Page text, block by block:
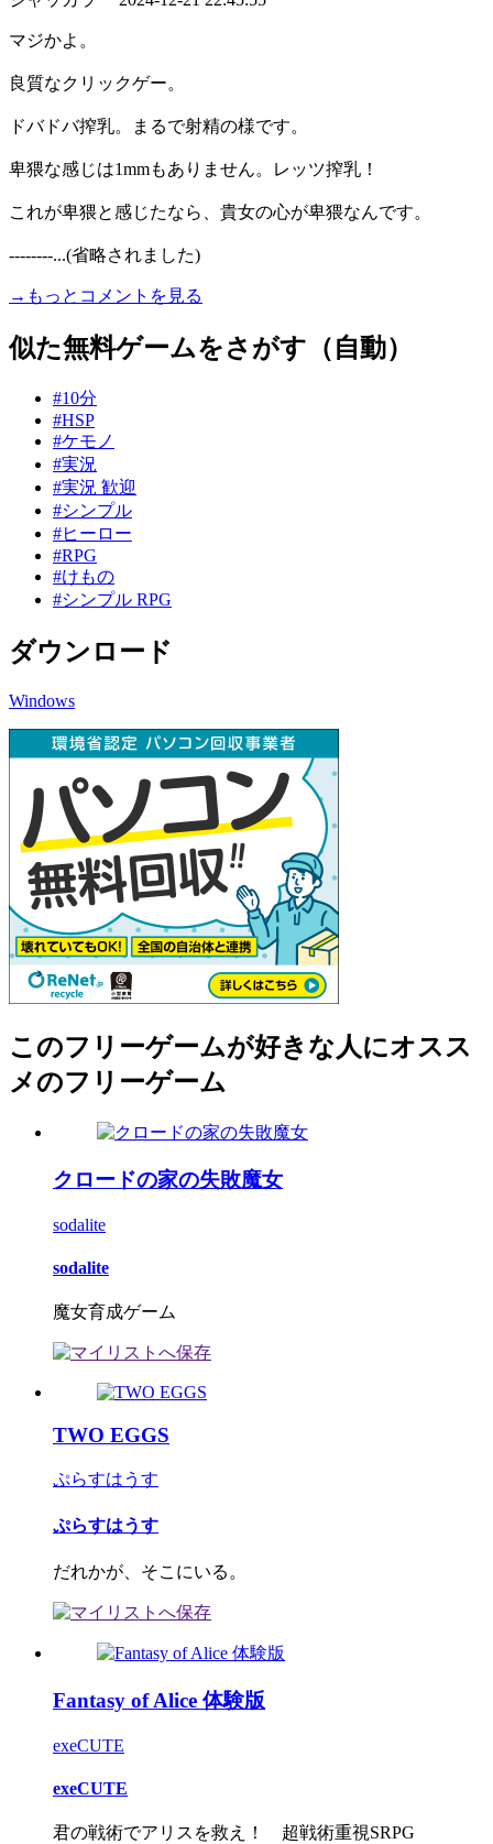
マジかよ。
良質なクリックゲー。
ドバドバ搾乳。まるで射精の様です。
卑猥な感じは1mmもありません。レッツ搾乳！
これが卑猥と感じたなら、貴女の心が卑猥なんです。
--------...(省略されました)
→もっとコメントを見る
似た無料ゲームをさがす（自動）
#10分
#HSP
#ケモノ
#実況
#実況 歓迎
#シンプル
#ヒーロー
#RPG
#けもの
#シンプル RPG
ダウンロード
Windows
このフリーゲームが好きな人にオスス
メのフリーゲーム
クロードの家の失敗魔女
sodalite
sodalite
魔女育成ゲーム
TWO EGGS
ぷらすはうす
ぷらすはうす
だれかが、そこにいる。
Fantasy of Alice 体験版
exeCUTE
exeCUTE
君の戦術でアリスを救え！ 超戦術重視SRPG